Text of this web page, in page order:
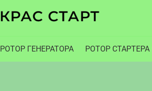
РОТОР ГЕНЕРАТОРА РОТОР СТАРТЕРА